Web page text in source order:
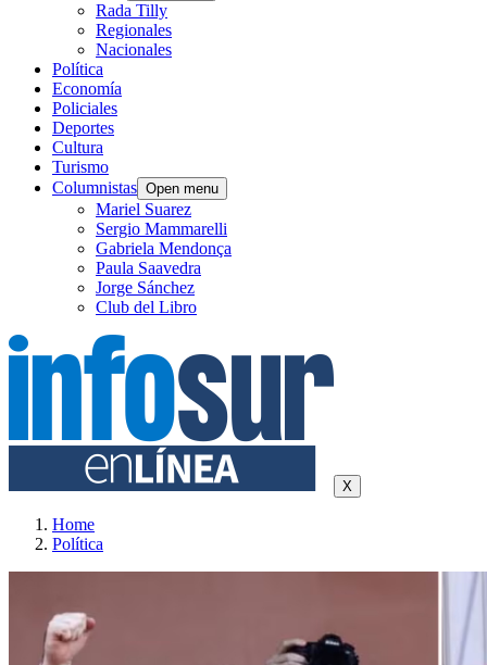
Rada Tilly
Regionales
Nacionales
Política
Economía
Policiales
Deportes
Cultura
Turismo
Columnistas Open menu
Mariel Suarez
Sergio Mammarelli
Gabriela Mendonça
Paula Saavedra
Jorge Sánchez
Club del Libro
X
Home
Política